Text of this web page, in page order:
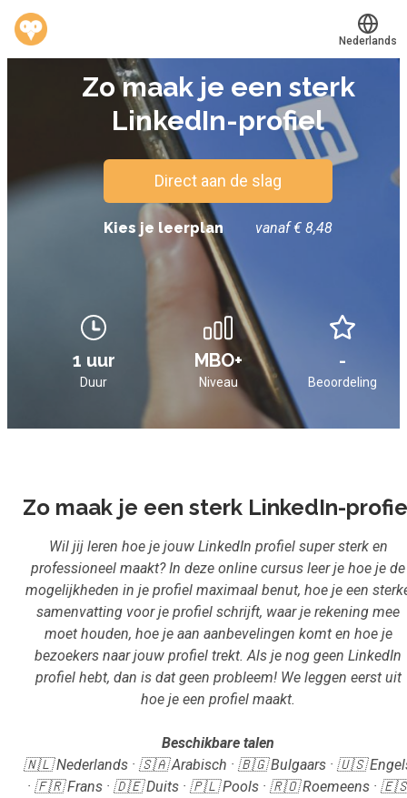
Werkvinders®
Bedrijven
Mijn leerplek
Voucher verzilveren
Account en hulp
Meer
Inloggen
Translate
Nederlands
Zo maak je een sterk
LinkedIn-profiel
Direct aan de slag
Kies je leerplan vanaf € 8,48
1 uur MBO+ -
Duur Niveau Beoordeling
Zo maak je een sterk LinkedIn-
Wil jij leren hoe je jouw LinkedIn profiel super sterk en
professioneel maakt? In deze online cursus leer je hoe je de
mogelijkheden in je profiel maximaal benut, hoe je een
samenvatting voor je profiel schrijft, waar je rekening mee
moet houden, hoe je aan aanbevelingen komt en hoe je
bezoekers naar jouw profiel trekt. Als je nog geen LinkedIn
profiel hebt, dan is dat geen probleem! We leggen eerst uit
hoe je een profiel maakt.
Beschikbare talen
🇳🇱 Nederlands · 🇸🇦 Arabisch · 🇧🇬 Bulgaars · 🇺🇸
· 🇫🇷 Frans · 🇩🇪 Duits · 🇵🇱 Pools · 🇷🇴 Roemeens ·